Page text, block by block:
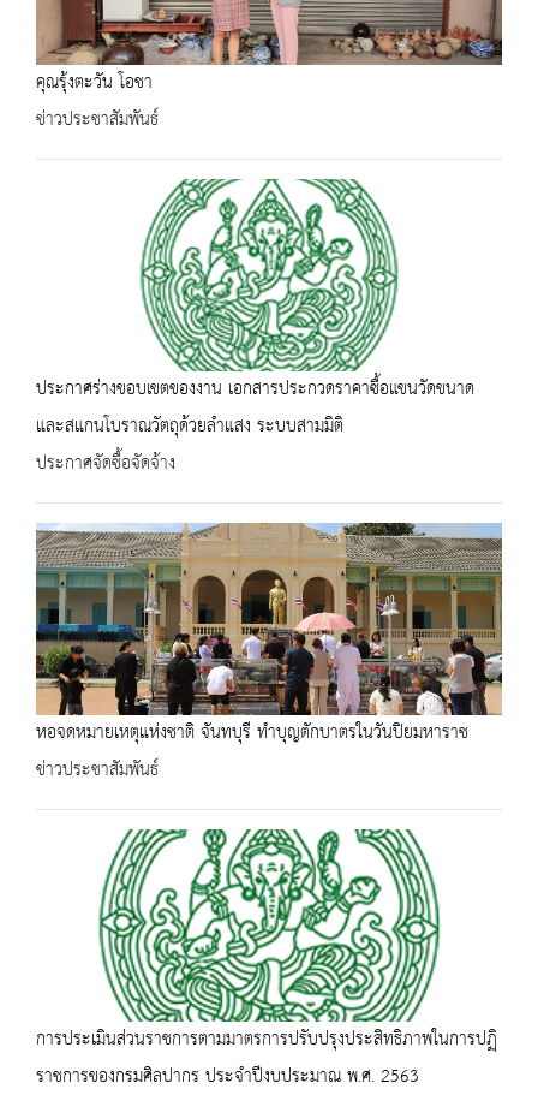
คุณรุ้งตะวัน โอชา
ข่าวประชาสัมพันธ์
ประกาศร่างขอบเขตของงาน เอกสารประกวดราคาซื้อแขนวัดขนาด
และสแกนโบราณวัตถุด้วยลำแสง ระบบสามมิติ
ประกาศจัดซื้อจัดจ้าง
หอจดหมายเหตุแห่งชาติ จันทบุรี ทำบุญตักบาตรในวันปิยมหาราช
ข่าวประชาสัมพันธ์
การประเมินส่วนราชการตามมาตรการปรับปรุงประสิทธิภาพในการปฏฺิ
ราชการของกรมศิลปากร ประจำปีงบประมาณ พ.ศ. 2563